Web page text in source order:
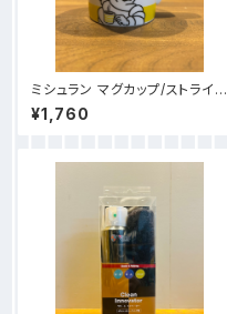
ミシュラン マグカップ/ストライプ
（イエロー）【MICHELIN Mug
Stripe】
¥1,760